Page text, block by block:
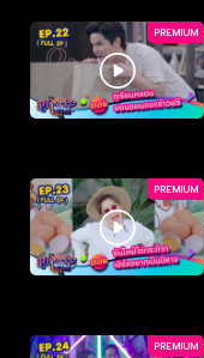
PREMIUM
PREMIUM
PREMIUM